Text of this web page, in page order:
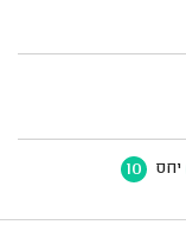
יחס 10